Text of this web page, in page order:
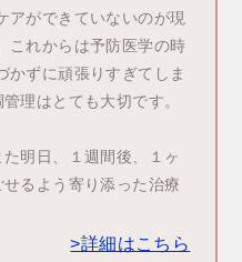
アができていないのが現
これからは予防医学の時
かずに頑張りすぎてしま
理はとても大切です。
明日、１週間後、１ヶ
るよう寄り添った治療
>詳細はこちら